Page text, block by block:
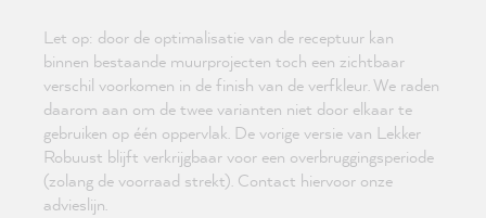
Let op: door de optimalisatie van de receptuur kan
binnen bestaande muurprojecten toch een zichtbaar
verschil voorkomen in de finish van de verfkleur. We raden
daarom aan om de twee varianten niet door elkaar te
gebruiken op één oppervlak. De vorige versie van Lekker
Robuust blijft verkrijgbaar voor een overbruggingsperiode
(zolang de voorraad strekt). Contact hiervoor onze
advieslijn.